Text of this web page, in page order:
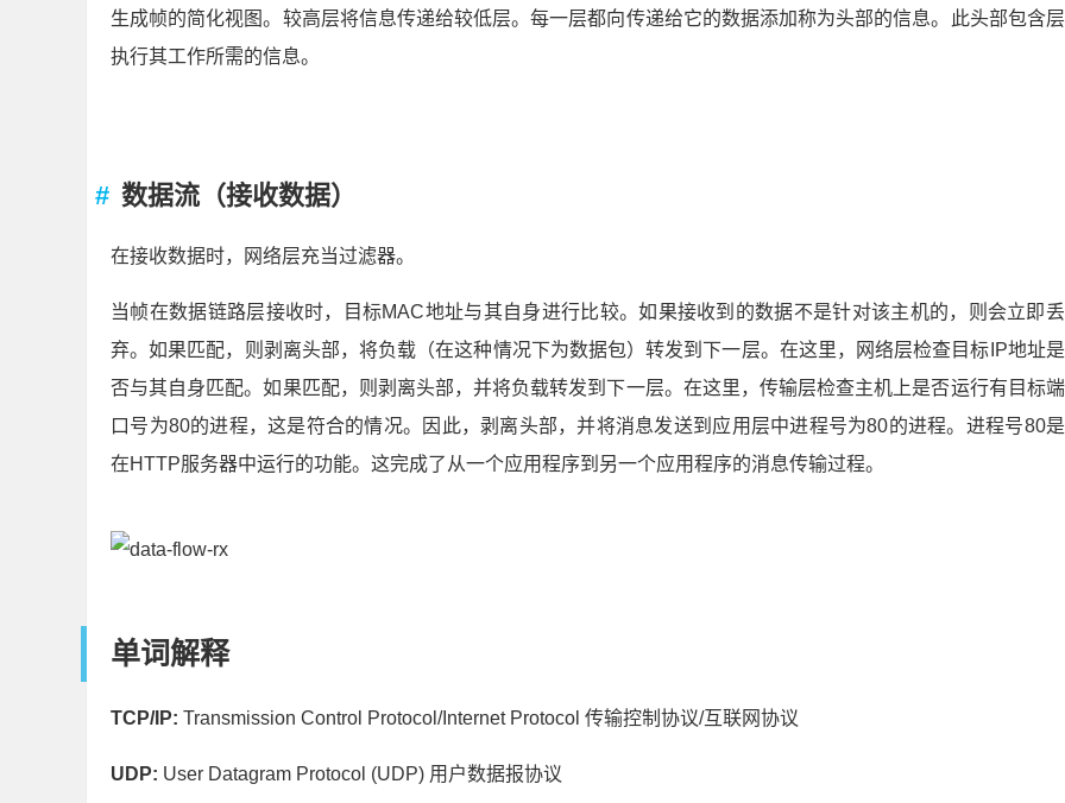
说人话：
生成帧的简化视图。较高层将信息传递给较低层。每一层都向传递给它的数据添加称为头部的信息。此头部包含层
执行其工作所需的信息。
在接收数据时，网络层充当过滤器。
弃。如果匹配，则剥离头部，将负载（在这种情况下为数据包）转发到下一层。在这里，网络层检查目标IP地址是
口号为80的进程，这是符合的情况。因此，剥离头部，并将消息发送到应用层中进程号为80的进程。进程号80是
在HTTP服务器中运行的功能。这完成了从一个应用程序到另一个应用程序的消息传输过程。